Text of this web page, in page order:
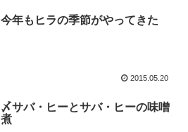
今年もヒラの季節がやってきた
2015.05.20
〆サバ・ヒーとサバ・ヒーの味噌
煮